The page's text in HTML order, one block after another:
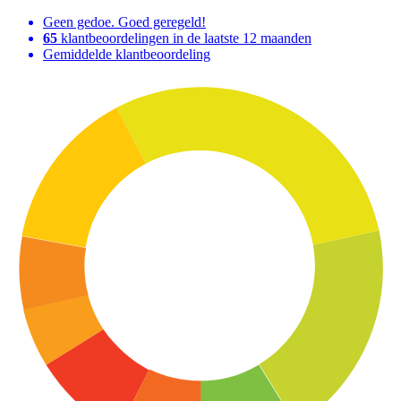
Geen gedoe. Goed geregeld!
65 klantbeoordelingen in de laatste 12 maanden
Gemiddelde klantbeoordeling